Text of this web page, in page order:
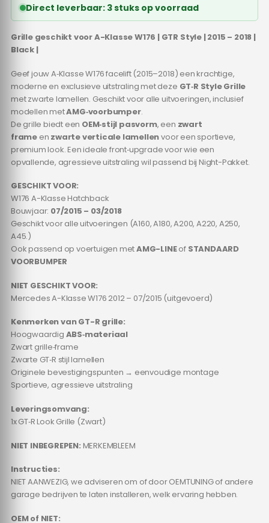
Direct leverbaar: 3 stuks op voorraad
Grille geschikt voor A-Klasse W176 | GTR Style | 2015 – 2018 |
Black |
Geef jouw A‑Klasse W176 facelift (2015–2018) een krachtige,
moderne en exclusieve uitstraling met deze GT‑R Style Grille
met zwarte lamellen. Geschikt voor alle uitvoeringen, inclusief
modellen metAMG‑voorbumper.
De grille biedt een OEM‑stijl pasvorm, een zwart
frameen zwarte verticale lamellenvoor een sportieve,
premium look. Een ideale front‑upgrade voor wie een
opvallende, agressieve uitstraling wil passend bij Night-Pakket.
GESCHIKT VOOR:
W176 A-Klasse Hatchback
Bouwjaar: 07/2015 – 03/2018
Geschikt voor alle uitvoeringen (A160, A180, A200, A220, A250,
A45.)
Ook passend op voertuigen metAMG-LINEof STANDAARD
VOORBUMPER
NIET GESCHIKT VOOR:
Mercedes A-Klasse W176 2012 – 07/2015 (uitgevoerd)
Kenmerken van GT-R grille:
Hoogwaardig ABS‑materiaal
Zwart grille‑frame
Zwarte GT‑R stijl lamellen
Originele bevestigingspunten → eenvoudige montage
Sportieve, agressieve uitstraling
Leveringsomvang:
1x GT‑R Look Grille (Zwart)
NIET INBEGREPEN: MERKEMBLEEM
Instructies:
NIET AANWEZIG, we adviseren om of door OEMTUNING of andere
garage bedrijven te laten installeren, welk ervaring hebben.
OEM of NIET: